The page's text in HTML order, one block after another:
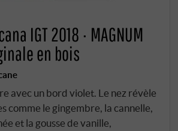
IGT 2018 · MAGNUM
en bois
avec un bord violet. Le nez révèle
comme le gingembre, la cannelle,
et la gousse de vanille,